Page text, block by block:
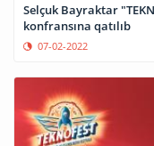
Selçuk Bayraktar
konfransına qatılıb
07-02-2022